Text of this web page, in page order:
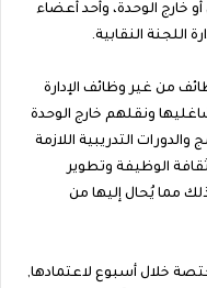
خارج الوحدة، وأحد أعضاء
اللجنة النقابية.
من غير وظائف الإدارة
ونقلهم خارج الوحدة
والدورات التدريبية اللازمة
الوظيفة وتطوير
مما يُحال إليها من
خلال أسبوع لاعتمادها,